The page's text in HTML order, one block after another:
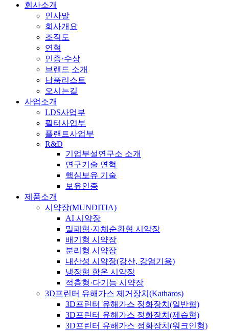
회사소개
인사말
회사개요
조직도
연혁
인증·수상
브랜드 소개
납품리스트
오시는길
사업소개
LDS사업부
필터사업부
플랜트사업부
R&D
기업부설연구소 소개
연구기술 연혁
핵심보유 기술
보유인증
제품소개
시약장(MUNDITIA)
AI 시약장
밀폐형·자체순환형 시약장
배기형 시약장
분리형 시약장
내산성 시약장(강산, 강염기용)
냉장형 항온 시약장
적층형·다기능 시약장
3D프린터 유해가스 제거장치(Katharos)
3D프린터 유해가스 정화장치(일반형)
3D프린터 유해가스 정화장치(제습형)
3D프린터 유해가스 정화장치(워크인형)